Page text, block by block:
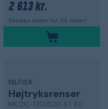
2 613 kr.
Sendes inden for 24 timer!
NILFISK
Højtryksrenser
MC2C-120/520 XT EU